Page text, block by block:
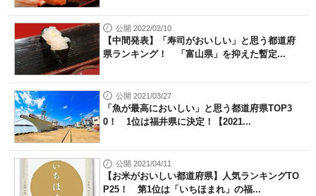
公開 2022/02/10
【中間発表】「寿司がおいしい」と思う都道府
県ランキング！ 「富山県」を抑えた暫定...
公開 2021/03/27
「魚が最高においしい」と思う都道府県TOP3
0！ 1位は福井県に決定！【2021...
公開 2021/04/11
【お米がおいしい都道府県】人気ランキングTO
P25！ 第1位は「いちほまれ」の福...